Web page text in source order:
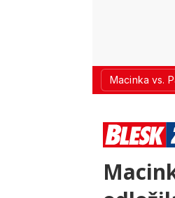
Macinka vs.